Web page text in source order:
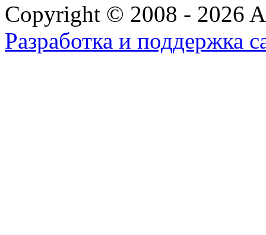
Copyright © 2008 - 2026
Разработка и поддержка